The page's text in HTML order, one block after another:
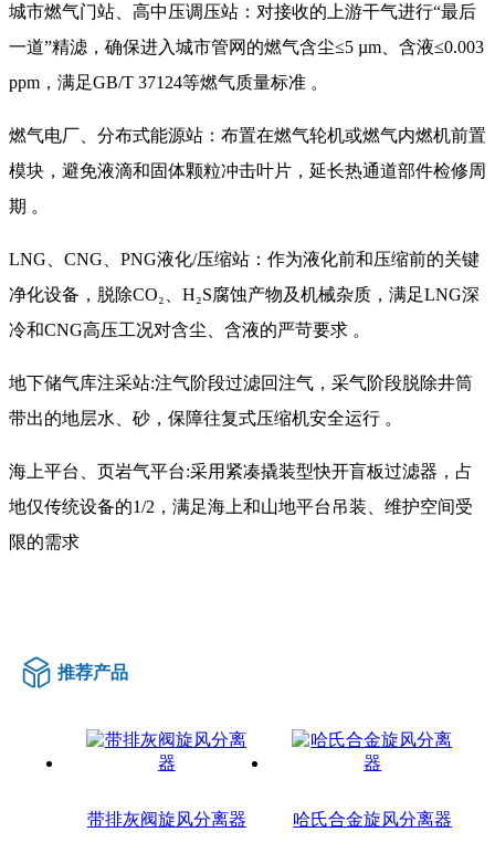
城市燃气门站、高中压调压站：对接收的上游干气进行“最后
一道”精滤，确保进入城市管网的燃气含尘≤5 µm、含液≤0.003
ppm，满足GB/T 37124等燃气质量标准 。
燃气电厂、分布式能源站：布置在燃气轮机或燃气内燃机前置
模块，避免液滴和固体颗粒冲击叶片，延长热通道部件检修周
期 。
LNG、CNG、PNG液化/压缩站：作为液化前和压缩前的关键
净化设备，脱除CO₂、H₂S腐蚀产物及机械杂质，满足LNG深
冷和CNG高压工况对含尘、含液的严苛要求 。
地下储气库注采站:注气阶段过滤回注气，采气阶段脱除井筒
带出的地层水、砂，保障往复式压缩机安全运行 。
海上平台、页岩气平台:采用紧凑撬装型快开盲板过滤器，占
地仅传统设备的1/2，满足海上和山地平台吊装、维护空间受
限的需求
推荐产品
带排灰阀旋风分离器 哈氏合金旋风分离器